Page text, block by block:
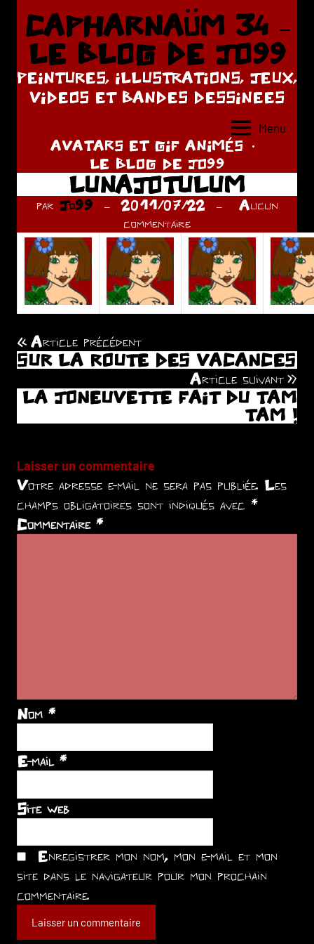
Aller
contenu
CAPHARNAÜM 34 –
LE BLOG DE JO99
PEINTURES, ILLUSTRATIONS, JEUX,
VIDEOS ET BANDES DESSINEES
Menu
AVATARS ET GIF ANIMÉS
LE BLOG DE JO99
LUNAJOTULUM
par Jo99 2011/07/22
Aucun
commentaire
Navigation
de
l’article
Article précédent
SUR LA ROUTE DES VACANCES
Article suivant
LA JONEUVETTE FAIT DU TAM
TAM !
Laisser un commentaire
Votre adresse e-mail ne sera pas publiée. Les
champs obligatoires sont indiqués avec *
Commentaire *
Nom *
E-mail *
Site web
Enregistrer mon nom, mon e-mail et mon
site dans le navigateur pour mon prochain
commentaire.